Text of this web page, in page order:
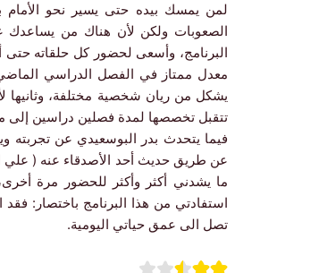
لمن يمسك بيده حتى يسير نحو الأمام
الصعوبات ولكن لأن هناك من يساعدك
البرنامج، وأسعى لحضور كل حلقاته
معدل ممتاز في الفصل الدراسي الماضي،
يشكل من ريان شخصية مختلفة، وثانيها
تتقبل تخصصها لمدة فصلين دراسين إلى
فيما يتحدث بدر البوسعيدي عن تجربته
عن طريق حديث أحد الأصدقاء عنه ( علي
ما يشدني أكثر وأكثر للحضور مرة
استفادتي من هذا البرنامج باختصار:
تصل الى عمق حياتي اليومية.